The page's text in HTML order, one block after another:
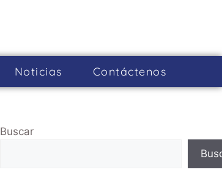
Noticias Cont­áctenos
Buscar